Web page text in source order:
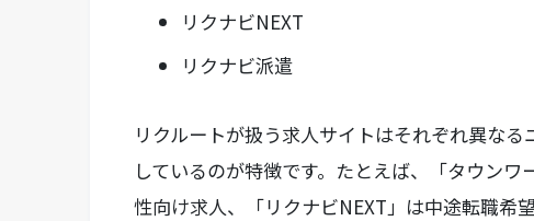
リクナビNEXT
リクナビ派遣
リクルートが扱う求人サイトはそれぞれ異な
しているのが特徴です。たとえば、「タウン
性向け求人、「リクナビNEXT」は中途転職希